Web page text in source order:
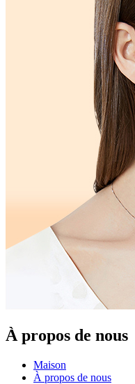
À propos de nous
Maison
À propos de nous